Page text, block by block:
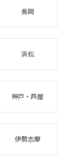
長岡
浜松
神戸・芦屋
伊勢志摩